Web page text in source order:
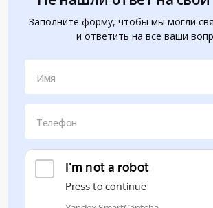
Заполните форму, чтобы мы могли
и ответить на все ваши
Имя
Телефон